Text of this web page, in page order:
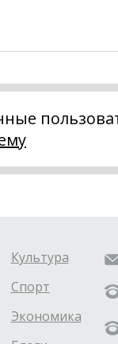
Культура
Спорт
Экономика